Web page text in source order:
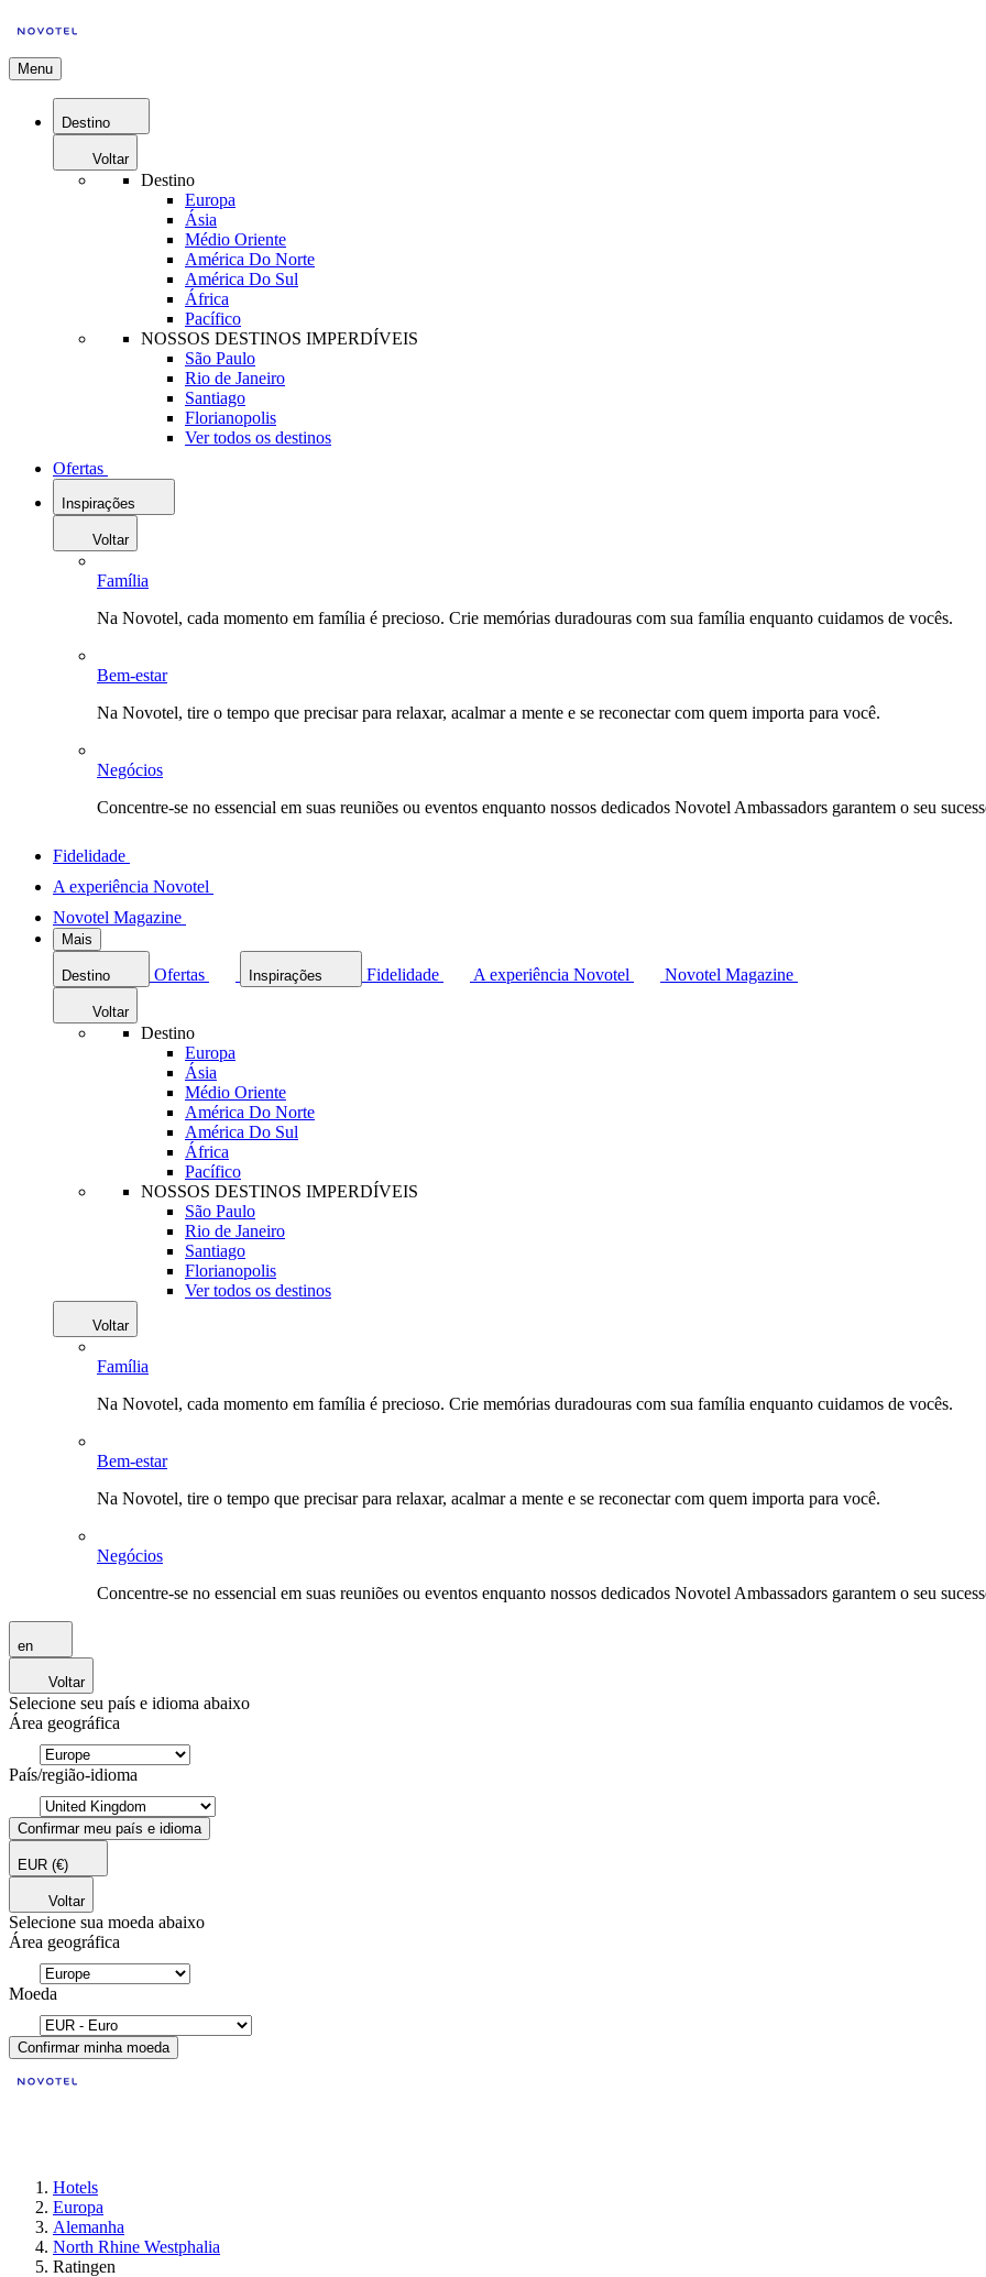
Menu
Destino
Voltar
Destino
Europa
Ásia
Médio Oriente
América Do Norte
América Do Sul
África
Pacífico
NOSSOS DESTINOS IMPERDÍVEIS
São Paulo
Rio de Janeiro
Santiago
Florianopolis
Ver todos os destinos
Ofertas
Inspirações
Voltar
Família
Na Novotel, cada momento em família é precioso. Crie memórias duradouras com sua família enquanto cuidamos de vocês.
Bem-estar
Na Novotel, tire o tempo que precisar para relaxar, acalmar a mente e se reconectar com quem importa para você.
Negócios
Concentre-se no essencial em suas reuniões ou eventos enquanto nossos dedicados Novotel Ambassadors garantem o seu
Fidelidade
A experiência Novotel
Novotel Magazine
Mais
Destino Ofertas Inspirações Fidelidade A experiência Novotel Novotel Magazine
Voltar
Destino
Europa
Ásia
Médio Oriente
América Do Norte
América Do Sul
África
Pacífico
NOSSOS DESTINOS IMPERDÍVEIS
São Paulo
Rio de Janeiro
Santiago
Florianopolis
Ver todos os destinos
Voltar
Família
Na Novotel, cada momento em família é precioso. Crie memórias duradouras com sua família enquanto cuidamos de vocês.
Bem-estar
Na Novotel, tire o tempo que precisar para relaxar, acalmar a mente e se reconectar com quem importa para você.
Negócios
Concentre-se no essencial em suas reuniões ou eventos enquanto nossos dedicados Novotel Ambassadors garantem o seu
en
Voltar
Selecione seu país e idioma abaixo
Área geográfica
País/região-idioma
Confirmar meu país e idioma
EUR (€)
Voltar
Selecione sua moeda abaixo
Área geográfica
Moeda
Confirmar minha moeda
Hotels
Europa
Alemanha
North Rhine Westphalia
Ratingen